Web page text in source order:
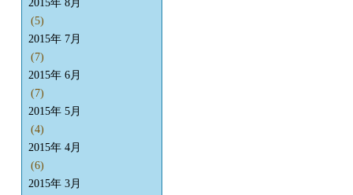
2015年 8月
(5)
2015年 7月
(7)
2015年 6月
(7)
2015年 5月
(4)
2015年 4月
(6)
2015年 3月